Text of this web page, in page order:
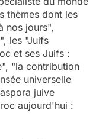
thèmes dont les
nos jours",
les "Juifs
et ses Juifs :
"la contribution
universelle
juive
aujourd'hui :